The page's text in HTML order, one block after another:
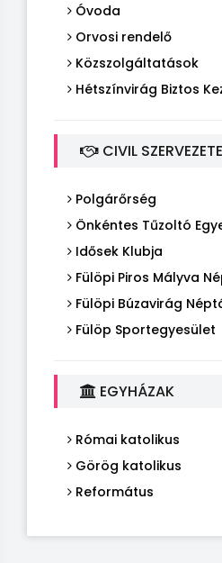
Óvoda
Orvosi rendelő
Közszolgáltatások
Hétszínvirág Biztos
CIVIL
Polgárőrség
Önkéntes Tűzoltó
Idősek Klubja
Fülöpi Piros Mályva
Fülöpi Búzavirág
Fülöp Sportegyesület
EGYHÁZAK
Római katolikus
Görög katolikus
Református